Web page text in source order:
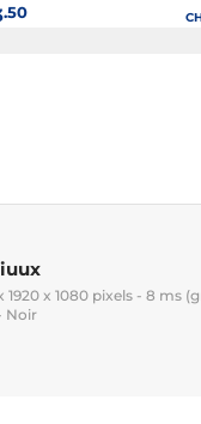
.50
x 1080 pixels - 8 ms
Noir